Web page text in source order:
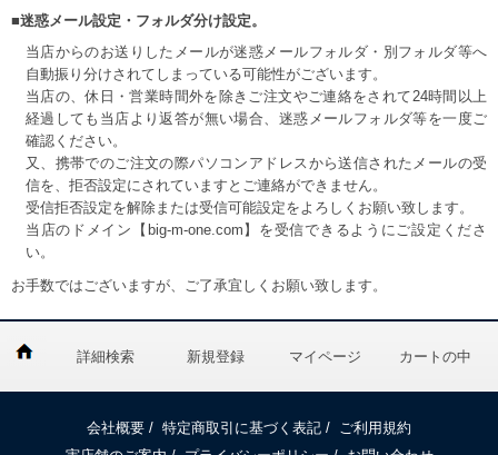
■迷惑メール設定・フォルダ分け設定。
当店からのお送りしたメールが迷惑メールフォルダ・別フォルダ等へ
自動振り分けされてしまっている可能性がございます。
当店の、休日・営業時間外を除きご注文やご連絡をされて24時間以上
経過しても当店より返答が無い場合、迷惑メールフォルダ等を一度ご
確認ください。
又、携帯でのご注文の際パソコンアドレスから送信されたメールの受
信を、拒否設定にされていますとご連絡ができません。
受信拒否設定を解除または受信可能設定をよろしくお願い致します。
当店のドメイン【big-m-one.com】を受信できるようにご設定くださ
い。
お手数ではございますが、ご了承宜しくお願い致します。
詳細検索 新規登録 マイページ カートの中
会社概要 / 特定商取引に基づく表記 /
ご利用規約